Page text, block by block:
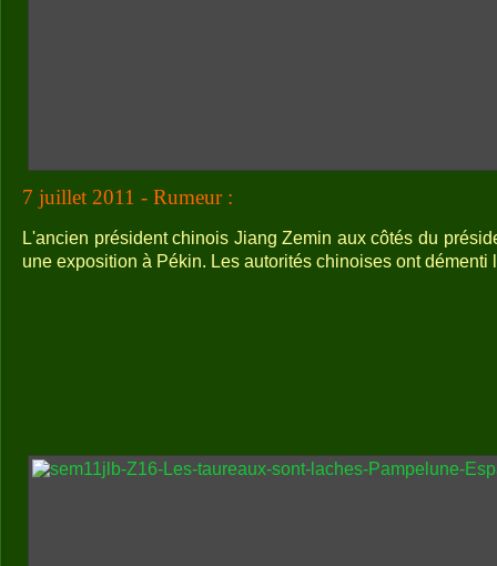
7 juillet 2011 - Rumeur :
L'ancien président chinois Jiang Zemin aux côtés du
une exposition à Pékin. Les autorités chinoises ont démenti